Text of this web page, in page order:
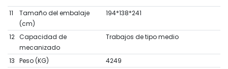
11
Tamaño del embalaje
(cm)
194*138*241
12 Capacidad de
mecanizado
Trabajos de tipo medio
13 Peso (KG)
4249